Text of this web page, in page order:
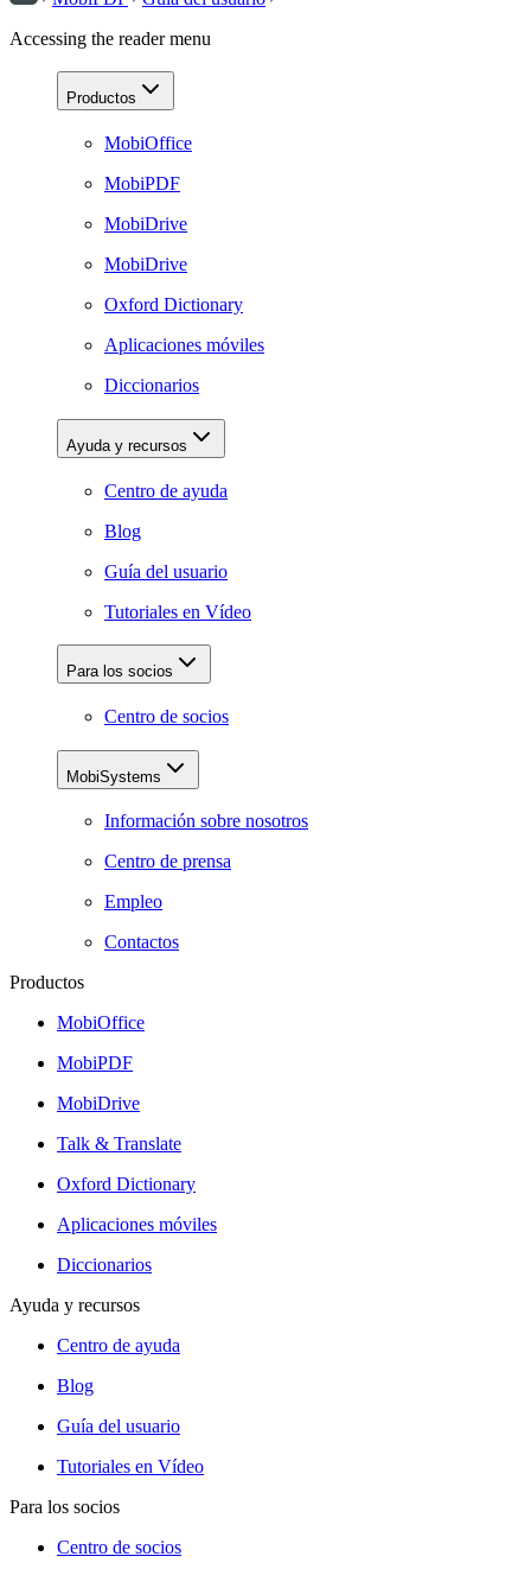
Accessing the reader menu
Productos
MobiOffice
MobiPDF
MobiDrive
MobiDrive
Oxford Dictionary
Aplicaciones móviles
Diccionarios
Ayuda y recursos
Centro de ayuda
Blog
Guía del usuario
Tutoriales en Vídeo
Para los socios
Centro de socios
MobiSystems
Información sobre nosotros
Centro de prensa
Empleo
Contactos
Productos
MobiOffice
MobiPDF
MobiDrive
Talk & Translate
Oxford Dictionary
Aplicaciones móviles
Diccionarios
Ayuda y recursos
Centro de ayuda
Blog
Guía del usuario
Tutoriales en Vídeo
Para los socios
Centro de socios